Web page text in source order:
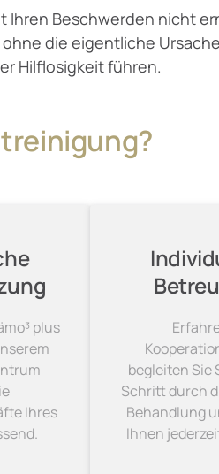
Ihren Beschwerden nicht
die eigentliche
Hilflosigkeit führen.
plus
Ihres
begleiten Sie
Schritt durch
Behandlung
Ihnen